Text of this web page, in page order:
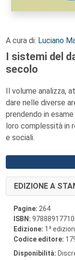
A cura di: Luciano
I sistemi del
secolo
Il volume analizza,
dare nelle diverse
prendendo in
loro complessità in
e sociali.
EDIZIONE A
Pagine: 264
ISBN:
Edizione: 1 a
Codice editore:
Disponibilità: